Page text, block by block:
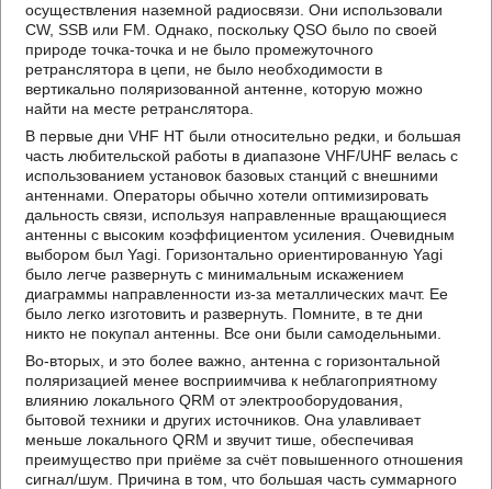
осуществления наземной радиосвязи. Они использовали
CW, SSB или FM. Однако, поскольку QSO было по своей
природе точка-точка и не было промежуточного
ретранслятора в цепи, не было необходимости в
вертикально поляризованной антенне, которую можно
найти на месте ретранслятора.
В первые дни VHF HT были относительно редки, и большая
часть любительской работы в диапазоне VHF/UHF велась с
использованием установок базовых станций с внешними
антеннами. Операторы обычно хотели оптимизировать
дальность связи, используя направленные вращающиеся
антенны с высоким коэффициентом усиления. Очевидным
выбором был Yagi. Горизонтально ориентированную Yagi
было легче развернуть с минимальным искажением
диаграммы направленности из-за металлических мачт. Ее
было легко изготовить и развернуть. Помните, в те дни
никто не покупал антенны. Все они были самодельными.
Во-вторых, и это более важно, антенна с горизонтальной
поляризацией менее восприимчива к неблагоприятному
влиянию локального QRM от электрооборудования,
бытовой техники и других источников. Она улавливает
меньше локального QRM и звучит тише, обеспечивая
преимущество при приёме за счёт повышенного отношения
сигнал/шум. Причина в том, что большая часть суммарного